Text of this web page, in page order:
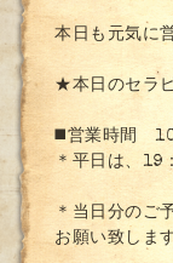
本日も元気に
★本日のセラ
◼️営業時間
＊平日は、
＊当日分のご
お願い致します